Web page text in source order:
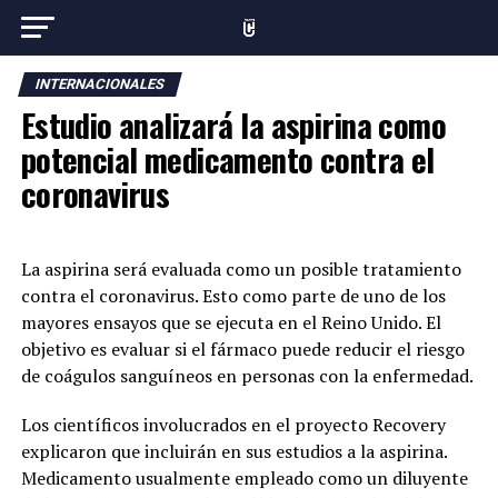
INTERNACIONALES
Estudio analizará la aspirina como
potencial medicamento contra el
coronavirus
La aspirina será evaluada como un posible tratamiento
contra el coronavirus. Esto como parte de uno de los
mayores ensayos que se ejecuta en el Reino Unido. El
objetivo es evaluar si el fármaco puede reducir el riesgo
de coágulos sanguíneos en personas con la enfermedad.
Los científicos involucrados en el proyecto Recovery
explicaron que incluirán en sus estudios a la aspirina.
Medicamento usualmente empleado como un diluyente